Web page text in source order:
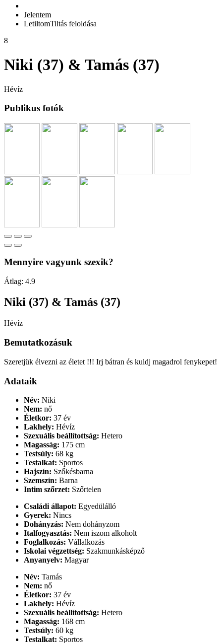
Jelentem
LetiltomTiltás feloldása
8
Niki (37) & Tamás (37)
Hévíz
Publikus fotók
Mennyire vagyunk szexik?
Átlag: 4.9
Niki (37) & Tamás (37)
Hévíz
Bemutatkozásuk
Szeretjük élvezni az életet !!! Irj bátran és kuldj magadrol fenykepet!
Adataik
Név: Niki
Nem: nő
Életkor: 37 év
Lakhely: Hévíz
Szexuális beállítottság: Hetero
Magasság: 175 cm
Testsúly: 68 kg
Testalkat: Sportos
Hajszín: Szőkésbarna
Szemszín: Barna
Intim szőrzet: Szőrtelen
Családi állapot: Egyedülálló
Gyerek: Nincs
Dohányzás: Nem dohányzom
Italfogyasztás: Nem iszom alkoholt
Foglalkozás: Vállalkozás
Iskolai végzettség: Szakmunkásképző
Anyanyelv: Magyar
Név: Tamás
Nem: nő
Életkor: 37 év
Lakhely: Hévíz
Szexuális beállítottság: Hetero
Magasság: 168 cm
Testsúly: 60 kg
Testalkat: Sportos